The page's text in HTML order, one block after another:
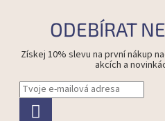
ODEBÍRAT
Získej 10% slevu na první nákup
akcích a